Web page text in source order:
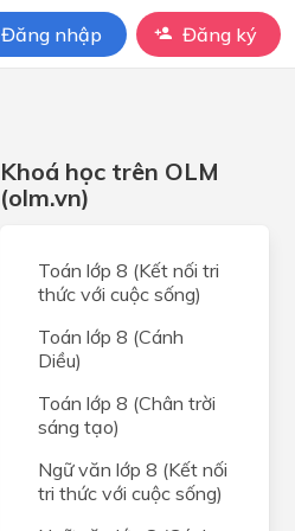
Đăng nhập Đăng ký
Khoá học trên OLM
(olm.vn)
Toán lớp 8 (Kết nối tri
thức với cuộc sống)
Toán lớp 8 (Cánh
Diều)
Toán lớp 8 (Chân trời
sáng tạo)
Ngữ văn lớp 8 (Kết nối
tri thức với cuộc sống)